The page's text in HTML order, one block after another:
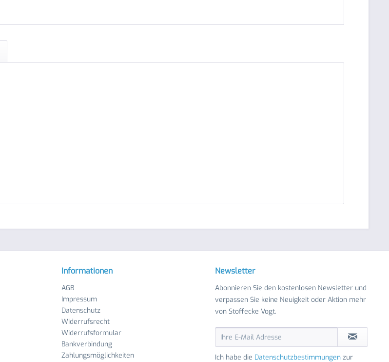
Informationen
AGB
Impressum
Datenschutz
Widerrufsrecht
Widerrufsformular
Bankverbindung
Zahlungsmöglichkeiten
Newsletter
Abonnieren Sie den kostenlosen Newsletter und
verpassen Sie keine Neuigkeit oder Aktion mehr
von Stoffecke Vogt.
Ich habe die Datenschutzbestimmungen zur